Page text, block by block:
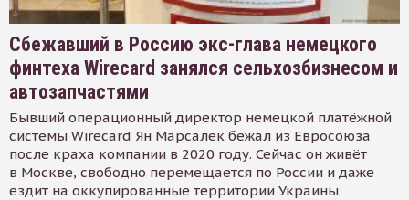
Сбежавший в Россию экс-глава немецкого
финтеха Wirecard занялся сельхозбизнесом и
автозапчастями
Бывший операционный директор немецкой платёжной
системы Wirecard Ян Марсалек бежал из Евросоюза
после краха компании в 2020 году. Сейчас он живёт
в Москве, свободно перемещается по России и даже
ездит на оккупированные территории Украины